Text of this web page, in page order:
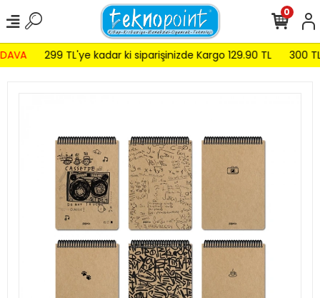
299 TL'ye kadar ki siparişinizde Kargo 129.90 TL 300
0